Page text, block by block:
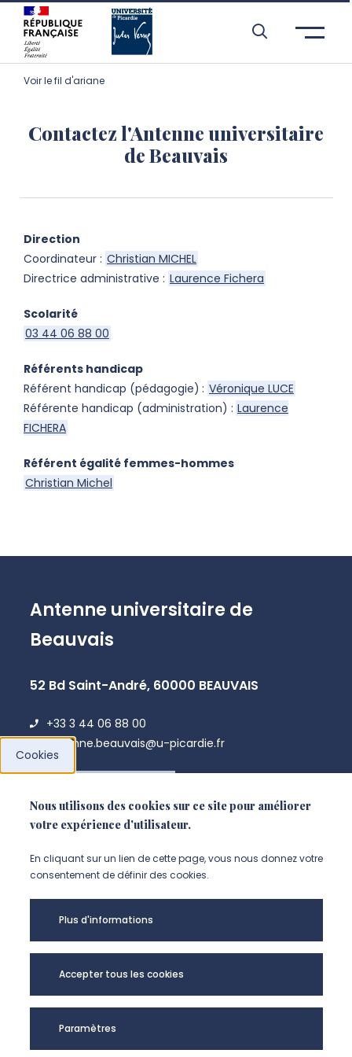
Aller à l’entête de page
Aller au menu principale
Aller au contenu principal
Aller à la recherche
Passer aux cookies
Aller au pied de page
Voir le fil d'ariane
Contactez l'Antenne universitaire
de Beauvais
Direction
Coordinateur : Christian MICHEL
Directrice administrative : Laurence Fichera
Scolarité
03 44 06 88 00
Référents handicap
Référent handicap (pédagogie) : Véronique LUCE
Référente handicap (administration) : Laurence
FICHERA
Référent égalité femmes-hommes
Christian Michel
Antenne universitaire de
Beauvais
52 Bd Saint-André, 60000 BEAUVAIS
+33 3 44 06 88 00
antenne.beauvais@u-picardie.fr
Université de
Cookies
Nous utilisons des cookies sur ce site pour améliorer
votre expérience d'utilisateur.
En cliquant sur un lien de cette page, vous nous donnez votre
consentement de définir des cookies.
Plus d'informations
Accepter tous les cookies
Paramètres